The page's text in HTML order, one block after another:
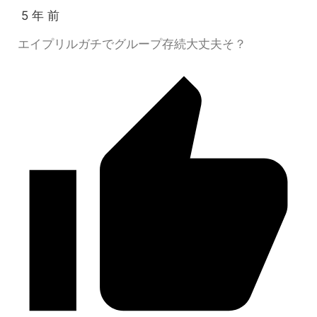
5 年 前
エイプリルガチでグループ存続大丈夫そ？